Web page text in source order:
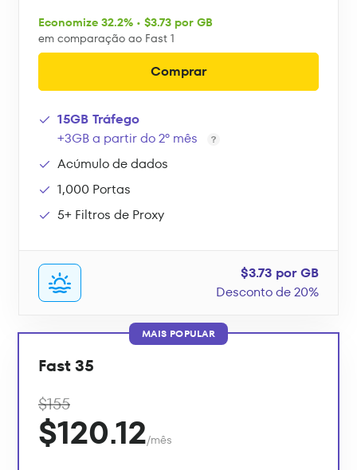
Economize 32.2% • $3.73 por GB
em comparação ao Fast 1
Comprar
15GB Tráfego
+3GB a partir do 2º mês
Acúmulo de dados
1,000 Portas
5+ Filtros de Proxy
$3.73 por GB
Desconto de 20%
MAIS POPULAR
Fast 35
$155
$120.12/mês